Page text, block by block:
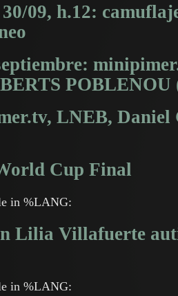
09, h.12:
POBLENOU
LNEB, Daniel
Cup Final
in %LANG:
Lilia Villafuerte
in %LANG: